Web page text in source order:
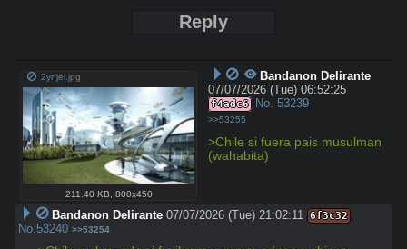
Reply
2ynjel.jpg
211.40 KB 800x450
Bandanon Delirante
07/07/2026 (Tue) 06:52:25
f4adc6 No. 53239
>>53255
>Chile si fuera pais musulman
(wahabita)
Bandanon Delirante 07/07/2026 (Tue) 21:02:11 6f3c32
No.53240 >>53254